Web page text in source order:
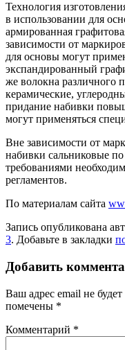
Технология
в использовании для
армированная
зависимости от
для основы могут
экспандированный
же волокна различного
керамические,
придание набивки
могут применяться
Вне зависимости от
набивки сальниковые
требованиями
регламентов.
По материалам сайта
Запись опубликована
3. Добавьте в закладки
Добавить
Ваш адрес email не
помечены *
Комментарий *